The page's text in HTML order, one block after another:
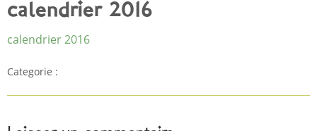
calendrier 2016
calendrier 2016
Categorie :